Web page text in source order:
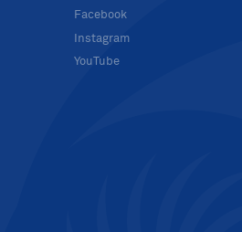
Facebook
Instagram
YouTube